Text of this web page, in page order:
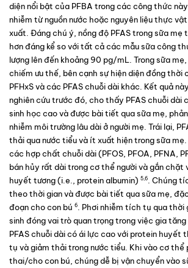
diện nổi bật của PFBA trong các công thức
nhiễm từ nguồn nước hoặc nguyên liệu thực
xuất. Đáng chú ý, nồng độ PFAS trong sữa mẹ
hơn đáng kể so với tất cả các mẫu sữa công
lượng lên đến khoảng 90 pg/mL. Trong sữa
chiếm ưu thế, bên cạnh sự hiện diện đồng thời
PFHxS và các PFAS chuỗi dài khác. Kết quả
nghiên cứu trước đó, cho thấy PFAS chuỗi dài
sinh học cao và được bài tiết qua sữa mẹ,
nhiễm môi trường lâu dài ở người mẹ. Trái lại,
thải qua nước tiểu và ít xuất hiện trong sữa
các hợp chất chuỗi dài (PFOS, PFOA, PFNA,
bán hủy rất dài trong cơ thể người và gắn chặt
huyết tương (i.e., protein albumin) 5,6
. Chúng
theo thời gian và được bài tiết qua sữa mẹ,
đoạn cho con bú 6
. Phơi nhiễm tích tụ qua thời
sinh đóng vai trò quan trọng trong việc gia tăng
PFAS chuỗi dài có ái lực cao với protein huyết
tụ và giảm thải trong nước tiểu. Khi vào cơ thể
thai/cho con bú, chúng dễ bị vận chuyển vào